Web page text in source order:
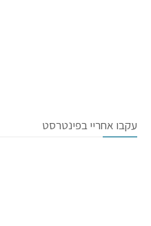
עקבו אחריי בפינטרסט